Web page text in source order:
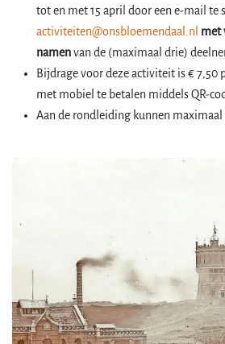
tot en met 15 april door een e-mail te
activiteiten@onsbloemendaal.nl met
namenvan de (maximaal drie)
Bijdrage voor deze activiteit is € 7,50
met mobiel te betalen middels QR-
Aan de rondleiding kunnen maximaal